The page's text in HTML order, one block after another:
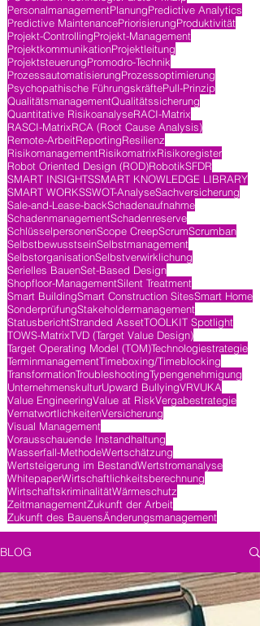
PersonalmanagementPlanungPredictive Analytics
Predictive MaintenancePriorisierungProduktivität
Projekt-ControllingProjekt-Management
ProjektkommunikationProjektleitung
ProjektsteuerungPromodro-Technik
ProzessautomatisierungProzessoptimierung
Psychopathische FührungskräftePull-Prinzip
QualitätsmanagementQualitätssicherung
Quantitative RisikoanalyseRACI-Matrix
RASCI-MatrixRCA (Root Cause Analysis)
Remote-ArbeitReportingResilienz
RisikomanagementRisikomatrixRisikoregister
Robot Oriented Design (ROD)RobotikSFDR
SMART INSIGHTSSMART KNOWLEDGE LIBRARY
SMART WORKSSWOT-AnalyseSachversicherung
Sale-and-Lease-backSchadenaufnahme
SchadenmanagementSchadenreserve
SchlüsselpersonenScope CreepScrumScrumban
SelbstbewusstseinSelbstmanagement
SelbstorganisationSelbstverwirklichung
Serielles BauenSet-Based Design
Shopfloor-ManagementSilent Treatment
Smart BuildingSmart Construction SitesSmart Home
SonderprüfungStakeholdermanagement
StatusberichtStranded AssetTOOLKIT Spotlight
TOWS-MatrixTVD (Target Value Design)
Target Operating Model (TOM)Technologiestrategie
TerminmanagementTimeboxing/Timeblocking
TransformationTroubleshootingTypengenehmigung
UnternehmenskulturUpward BullyingVRVUKA
Value EngineeringValue at RiskVergabestrategie
VernatwortlichkeitenVersicherung
Visual Management
Vorausschauende Instandhaltung
Wasserfall-MethodeWertschätzung
Wertsteigerung im BestandWertstromanalyse
WhitepaperWirtschaftlichkeitsberechnung
WirtschaftskriminalitätWärmeschutz
ZeitmanagementZukunft der Arbeit
Zukunft des BauensÄnderungsmanagement
BLOG